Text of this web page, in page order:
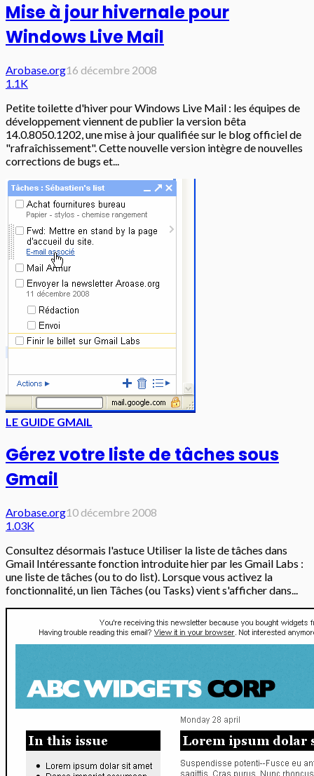
Mise à jour hivernale pour
Windows Live Mail
Arobase.org16 décembre 2008
1.1K
Petite toilette d'hiver pour Windows Live Mail : les équipes de
développement viennent de publier la version bêta
14.0.8050.1202, une mise à jour qualifiée sur le blog officiel de
"rafraîchissement". Cette nouvelle version intègre de nouvelles
corrections de bugs et...
LE GUIDE GMAIL
Gérez votre liste de tâches sous
Gmail
Arobase.org10 décembre 2008
1.03K
Consultez désormais l'astuce Utiliser la liste de tâches dans
Gmail Intéressante fonction introduite hier par les Gmail Labs :
une liste de tâches (ou to do list). Lorsque vous activez la
fonctionnalité, un lien Tâches (ou Tasks) vient s'afficher dans...